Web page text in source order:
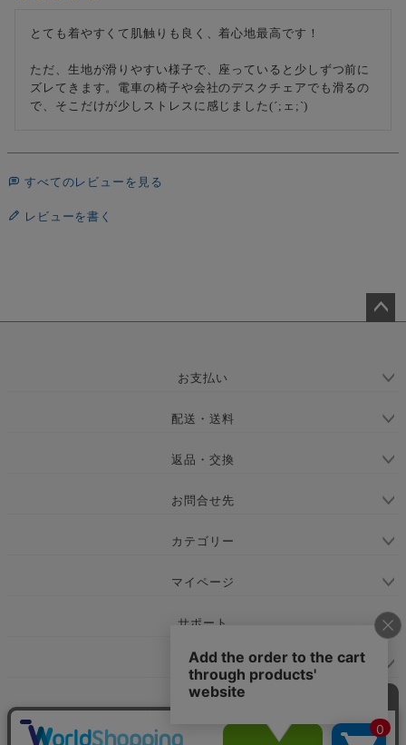
とても着やすくて肌触りも良く、着心地最高です！
ただ、生地が滑りやすい様子で、座っていると少しずつ前に
ズレてきます。電車の椅子や会社のデスクチェアでも滑るの
で、そこだけが少しストレスに感じました(´;ェ;`)
すべてのレビューを見る
レビューを書く
お支払い
配送・送料
返品・交換
お問合せ先
カテゴリー
マイページ
サポート
会社概要
お問い合わせ